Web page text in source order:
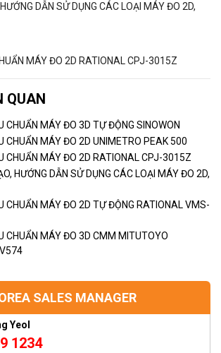
SALES MANAGER
Yeol
1234
DẪN SỬ DỤNG CÁC LOẠI MÁY ĐO 2D,
MÁY ĐO 2D RATIONAL CPJ-3015Z
QUAN
CHUẨN MÁY ĐO 3D TỰ ĐỘNG SINOWON
CHUẨN MÁY ĐO 2D UNIMETRO PEAK 500
CHUẨN MÁY ĐO 2D RATIONAL CPJ-3015Z
HƯỚNG DẪN SỬ DỤNG CÁC LOẠI MÁY ĐO 2D,
CHUẨN MÁY ĐO 2D TỰ ĐỘNG RATIONAL VMS-
CHUẨN MÁY ĐO 3D CMM MITUTOYO